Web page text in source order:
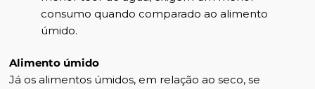
consumo quando comparado ao alimento
úmido.
Alimento úmido
Já os alimentos úmidos, em relação ao seco, se